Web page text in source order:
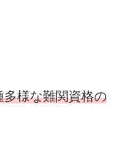
様な難関資格の